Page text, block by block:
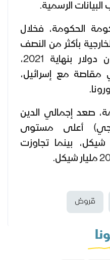
الرسمية.
الحكومة، فخلال
بأكثر من النصف
إلى متوسط 317 مليون دولار بنهاية 2021،
مع إسرائيل،
صعد إجمالي الدين
أعلى مستوى
12.4 مليار شيكل، بينما تجاوزت
قروض